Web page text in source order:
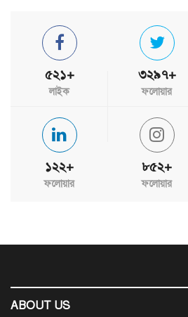
৫২১+
লাইক
৩২৯৭+
ফলোয়ার
১২২+
ফলোয়ার
৮৫২+
ফলোয়ার
ABOUT US